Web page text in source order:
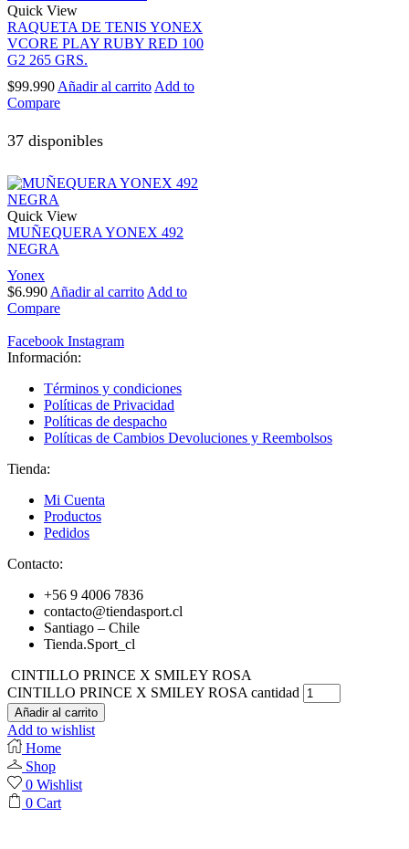
Quick View
RAQUETA DE TENIS YONEX
VCORE PLAY RUBY RED 100
G2 265 GRS.
$99.990 Añadir al carrito Add to
Compare
37 disponibles
Quick View
MUÑEQUERA YONEX 492
NEGRA
Yonex
$6.990Añadir al carritoAdd to
Compare
Facebook Instagram
Información:
Términos y condiciones
Políticas de Privacidad
Políticas de despacho
Políticas de Cambios Devoluciones y Reembolsos
Tienda:
Mi Cuenta
Productos
Pedidos
Contacto:
+56 9 4006 7836
contacto@tiendasport.cl
Santiago – Chile
Tienda.Sport_cl
CINTILLO PRINCE X SMILEY ROSA
CINTILLO PRINCE X SMILEY ROSA cantidad
Añadir al carrito
Add to wishlist
Home
Shop
0 Wishlist
0 Cart